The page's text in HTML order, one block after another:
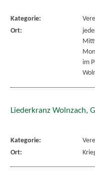
Kategorie:
Ort:
im
Liederkranz Wolnzach,
Kategorie:
Ort: